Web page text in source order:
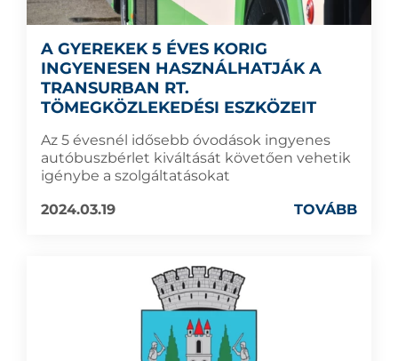
A GYEREKEK 5 ÉVES KORIG
INGYENESEN HASZNÁLHATJÁK A
TRANSURBAN RT.
TÖMEGKÖZLEKEDÉSI ESZKÖZEIT
Az 5 évesnél idősebb óvodások ingyenes
autóbuszbérlet kiváltását követően vehetik
igénybe a szolgáltatásokat
2024.03.19
TOVÁBB